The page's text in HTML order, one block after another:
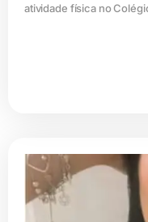
atividade física no